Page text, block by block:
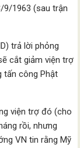
9/1963 (sau trận
trả lời phỏng
cắt giảm viện trợ
tấn công Phật
viện trợ đó (cho
rồi, nhưng
VN tin rằng Mỹ